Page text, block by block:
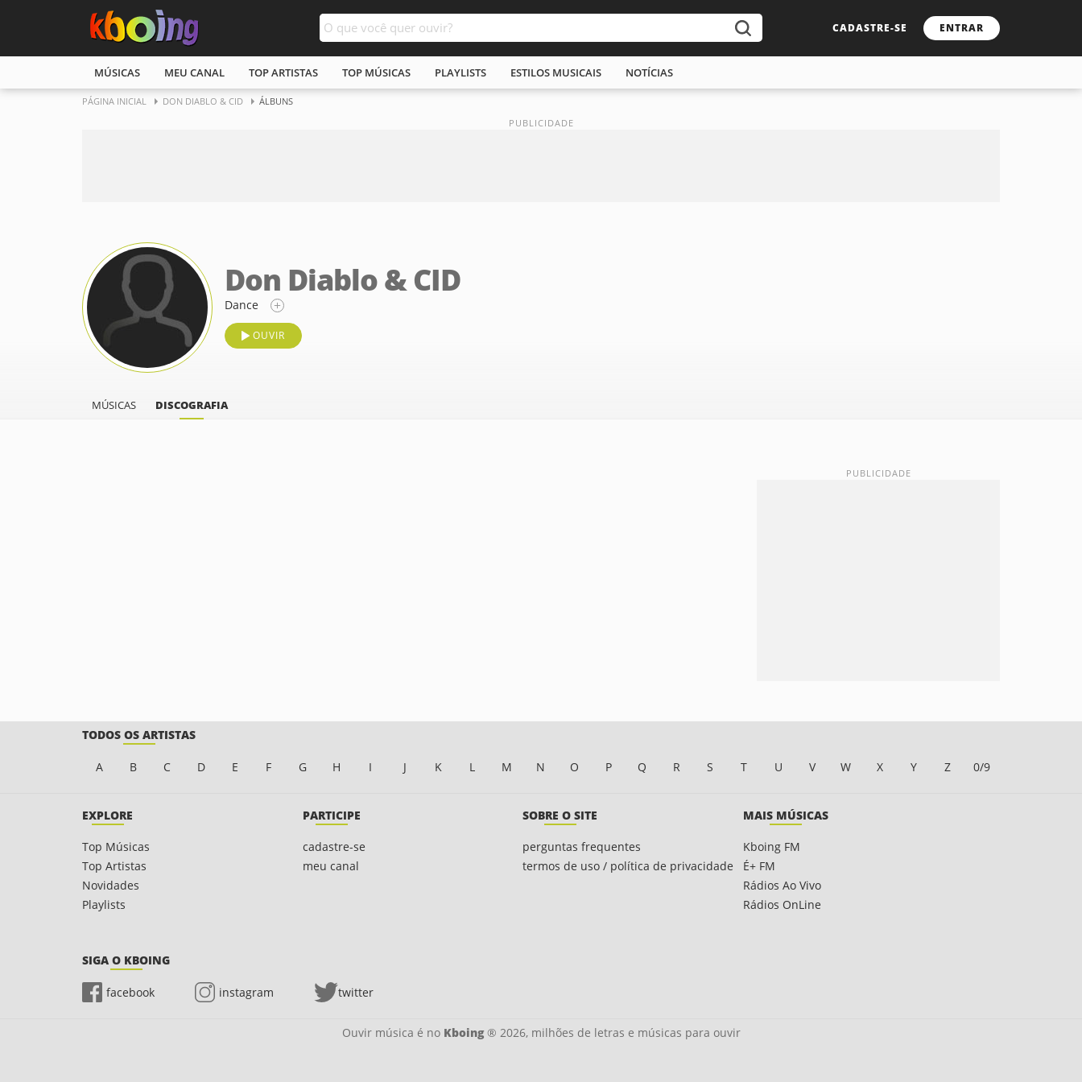
CADASTRE-SE ENTRAR
MÚSICAS MEU CANAL TOP ARTISTAS TOP MÚSICAS PLAYLISTS ESTILOS MUSICAIS NOTÍCIAS
PÁGINA INICIAL DON DIABLO & CID ÁLBUNS
Don Diablo & CID
Dance
OUVIR
MÚSICAS DISCOGRAFIA
TODOS OS ARTISTAS
A B C D E F G H I J K L M N O P Q R S T U V W X Y Z 0/9
EXPLORE
Top Músicas
Top Artistas
Novidades
Playlists
PARTICIPE
cadastre-se
meu canal
SOBRE O SITE
perguntas frequentes
termos de uso / política de privacidade
MAIS MÚSICAS
Kboing FM
É+ FM
Rádios Ao Vivo
Rádios OnLine
SIGA O KBOING
facebook instagram twitter
Ouvir música é no Kboing® 2026, milhões de letras e músicas para ouvir